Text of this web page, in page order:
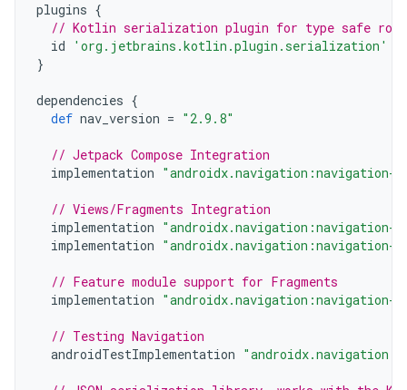
plugins {
// Kotlin serialization plugin for type safe
id
'org.jetbrains.kotlin.plugin.serialization'
}
dependencies {
def nav_version = "2.9.8"
// Jetpack Compose Integration
implementation "androidx.navigation:navigation-
// Views/Fragments Integration
implementation "androidx.navigation:navigation-
implementation "androidx.navigation:navigation-
// Feature module support for Fragments
implementation "androidx.navigation:navigation-
// Testing Navigation
androidTestImplementation